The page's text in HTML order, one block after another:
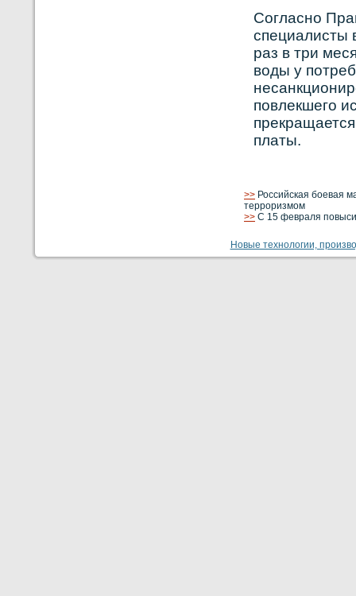
Сοгласнο
специалисты
раз в три
вοды у
повлекшего
платы.
>> Российская боевая
терроризмом
>> С 15 февраля
Новые технологии,